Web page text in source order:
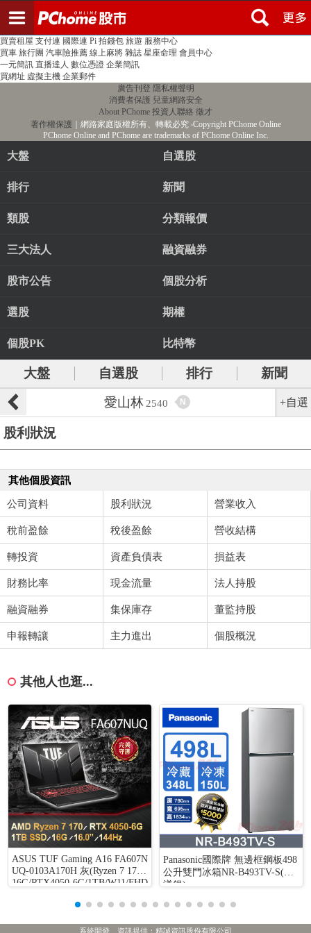
PChome首頁 線上購物 24h購物 書店
買賣租屋 支付連 國際連 Pi 拍錢包 旅遊 服務中心
買車 旅行團 汽車險推薦 線上麻將 雜誌 星座命理 會員中心
一元簡訊 直播達人 數位憑證 企業簡訊
買網址 虛擬主機 企業郵件
廣告刊登 隱私權聲明
消費者保護 兒童網路安全
About PChome 投資人聯絡 徵才
著作權保護 ｜網路家庭版權所有、轉載必究‧Copyright PChome Online
PChome Online and PChome are trademarks of PChome Online Inc.
大盤 自選股
排行 新聞
類股 分類報價
三大法人 融資融券
股市公告 個股分析
選股 期權
個股PK 比特幣
大盤 自選股 排行
新聞
愛山林 2540 N +自選
股利狀況
其他個股資訊
公司資料 股利狀況 營業收入
稅前盈餘 稅後盈餘 營收結構
轉投資 資產負債表 損益表
財務比率 現金流量 法人持股
融資融券 集保庫存 董監持股
申報轉讓 主力進出 個股概況
其他人也逛...
ASUS TUF Gaming A16 FA607N
UQ-0103A170H 灰(Ryzen 7 170/
16G/RTX4050-6G/1TB/W11/FHD
Panasonic國際牌 無邊框鋼板498
公升雙門冰箱NR-B493TV-S(晶
漾銀)
系統開發、資訊提供：精誠資訊股份有限公司